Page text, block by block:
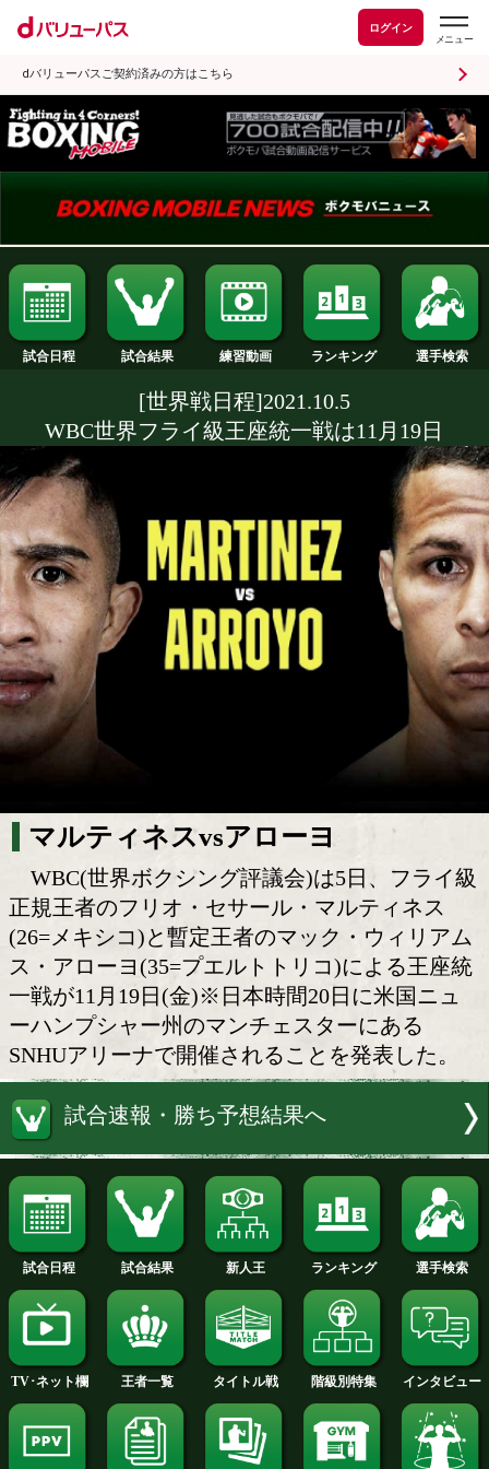
ログイン
dバリューパスご契約済みの方はこちら
試合日程 試合結果 練習動画 ランキング
[世界戦日程]2021.10.5
WBC世界フライ級王座統一戦は11月
マルティネスvsアローヨ
WBC(世界ボクシング評議会)は5日、
正規王者のフリオ・セサール・マルテ
(26=メキシコ)と暫定王者のマック・ウ
ス・アローヨ(35=プエルトトリコ)によ
一戦が11月19日(金)※日本時間20日に米
ーハンプシャー州のマンチェスターに
SNHUアリーナで開催されることを発表
試合速報・勝ち予想結果へ